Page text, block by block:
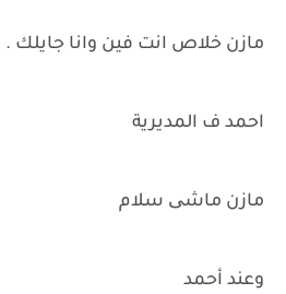
مازن خلاص انت فين وانا جايلك .
احمد ف المديرية
مازن ماشی سلام
وعند أحمد